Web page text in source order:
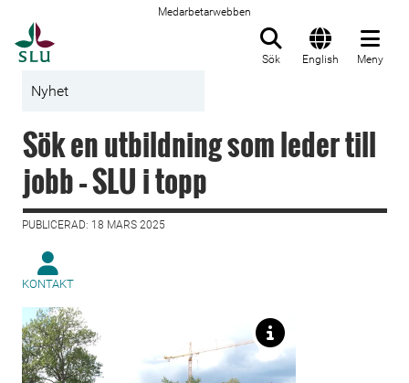
Medarbetarwebben
Sök English Meny
Nyhet
Sök en utbildning som leder till
jobb – SLU i topp
PUBLICERAD: 18 MARS 2025
KONTAKT